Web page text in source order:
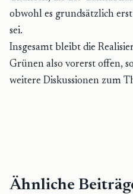
obwohl es grundsätzlich
sei.
Insgesamt bleibt die
Grünen also vorerst offen,
weitere Diskussionen zum
Ähnliche